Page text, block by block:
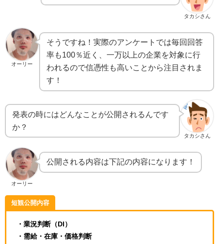
タカシさん
オーリー
そうですね！実際のアンケートでは毎回回答
率も100％近く、一万以上の企業を対象に行
われるので信憑性も高いことから注目されま
す！
タカシさん
発表の時にはどんなことが公開されるんです
か？
オーリー
公開される内容は下記の内容になります！
短観公開内容
・業況判断（DI）
・需給・在庫・価格判断